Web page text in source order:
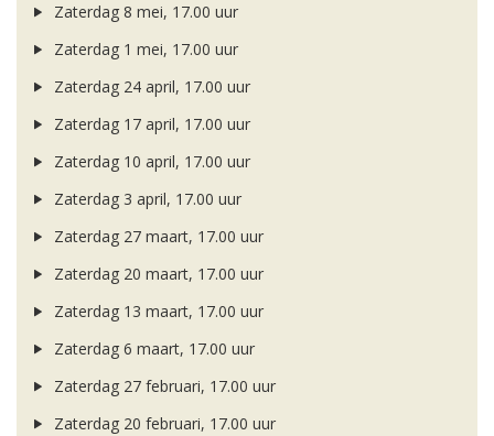
Zaterdag 8 mei, 17.00 uur
Zaterdag 1 mei, 17.00 uur
Zaterdag 24 april, 17.00 uur
Zaterdag 17 april, 17.00 uur
Zaterdag 10 april, 17.00 uur
Zaterdag 3 april, 17.00 uur
Zaterdag 27 maart, 17.00 uur
Zaterdag 20 maart, 17.00 uur
Zaterdag 13 maart, 17.00 uur
Zaterdag 6 maart, 17.00 uur
Zaterdag 27 februari, 17.00 uur
Zaterdag 20 februari, 17.00 uur